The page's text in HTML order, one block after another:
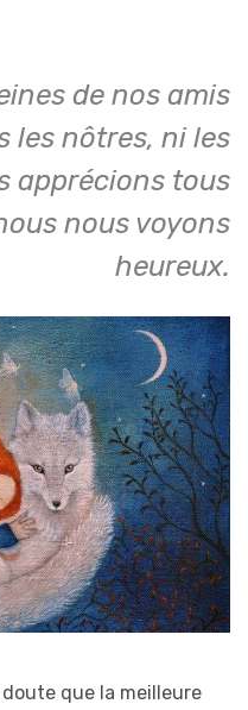
de nos amis
les nôtres, ni les
apprécions tous
nous voyons
heureux.
que la meilleure